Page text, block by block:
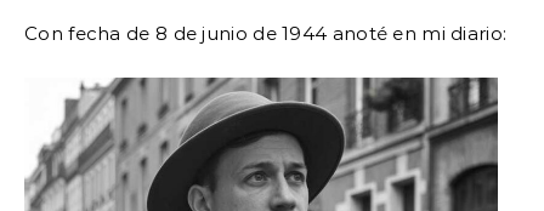
Con fecha de 8 de junio de 1944 anoté en mi diario: